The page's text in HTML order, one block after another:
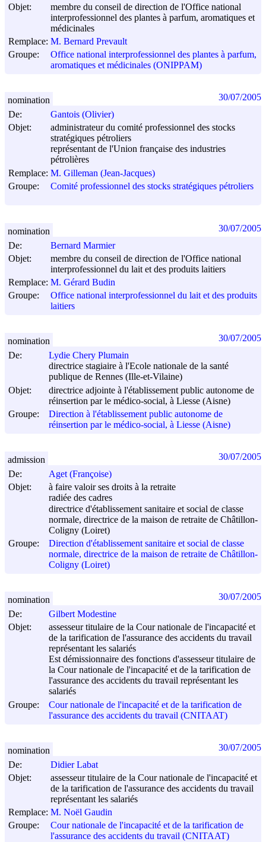
Objet:
membre du conseil de direction de l'Office national
interprofessionnel des plantes à parfum, aromatiques et
médicinales
Remplace: M. Bernard Prevault
Groupe:
Office national interprofessionnel des plantes à parfum,
aromatiques et médicinales (ONIPPAM)
De:
Gantois (Olivier)
Objet:
administrateur du comité professionnel des stocks
stratégiques pétroliers
représentant de l'Union française des industries
pétrolières
Remplace: M. Gilleman (Jean-Jacques)
Groupe:
Comité professionnel des stocks stratégiques pétroliers
nomination 30/07/2005
De:
Bernard Marmier
Objet:
membre du conseil de direction de l'Office national
interprofessionnel du lait et des produits laitiers
Remplace: M. Gérard Budin
Groupe:
Office national interprofessionnel du lait et des produits
laitiers
nomination 30/07/2005
De:
Lydie Chery Plumain
directrice stagiaire à l'Ecole nationale de la santé
publique de Rennes (Ille-et-Vilaine)
Objet:
directrice adjointe à l'établissement public autonome de
réinsertion par le médico-social, à Liesse (Aisne)
Groupe:
Direction à l'établissement public autonome de
réinsertion par le médico-social, à Liesse (Aisne)
nomination 30/07/2005
De:
Aget (Françoise)
Objet:
à faire valoir ses droits à la retraite
radiée des cadres
directrice d'établissement sanitaire et social de classe
normale, directrice de la maison de retraite de Châtillon-
Coligny (Loiret)
Groupe:
Direction d'établissement sanitaire et social de classe
normale, directrice de la maison de retraite de Châtillon-
Coligny (Loiret)
admission 30/07/2005
De:
Gilbert Modestine
Objet:
assesseur titulaire de la Cour nationale de l'incapacité et
de la tarification de l'assurance des accidents du travail
représentant les salariés
Est démissionnaire des fonctions d'assesseur titulaire de
la Cour nationale de l'incapacité et de la tarification de
l'assurance des accidents du travail représentant les
salariés
Groupe:
Cour nationale de l'incapacité et de la tarification de
l'assurance des accidents du travail (CNITAAT)
nomination 30/07/2005
De:
Didier Labat
Objet:
assesseur titulaire de la Cour nationale de l'incapacité et
de la tarification de l'assurance des accidents du travail
représentant les salariés
Remplace: M. Noël Gaudin
Groupe:
Cour nationale de l'incapacité et de la tarification de
l'assurance des accidents du travail (CNITAAT)
nomination 30/07/2005